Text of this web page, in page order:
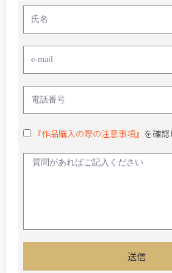
『作品購入の際の注意事項』 を確認
送信